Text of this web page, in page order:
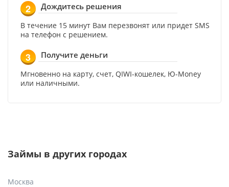
2 Дождитесь решения
В течение 15 минут Вам перезвонят или придет SMS
на телефон с решением.
3 Получите деньги
Мгновенно на карту, счет, QIWI-кошелек, Ю-Money
или наличными.
Займы в других городах
Москва